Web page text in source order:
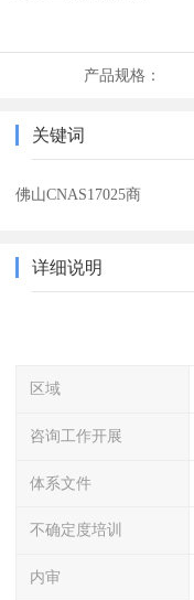
产品规格：
关键词
佛山CNAS17025商
详细说明
区域
咨询工作开展
体系文件
不确定度培训
内审